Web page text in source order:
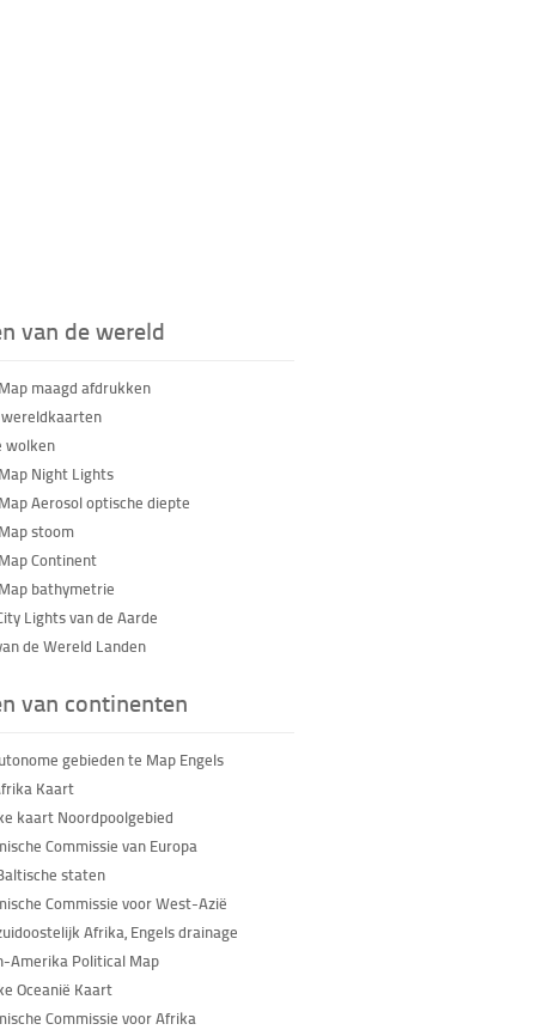
van de wereld
maagd afdrukken
wereldkaarten
wolken
Night Lights
Aerosol optische diepte
stoom
Continent
bathymetrie
Lights van de Aarde
de Wereld Landen
van continenten
gebieden te Map Engels
Kaart
kaart Noordpoolgebied
Commissie van Europa
staten
Commissie voor West-Azië
Afrika, Engels drainage
Amerika Political Map
Oceanië Kaart
Commissie voor Afrika